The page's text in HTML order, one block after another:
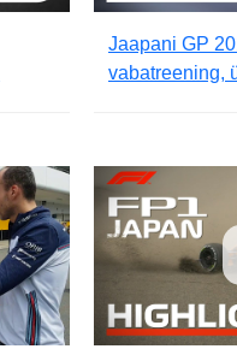
Jaapani GP
vabatreening,